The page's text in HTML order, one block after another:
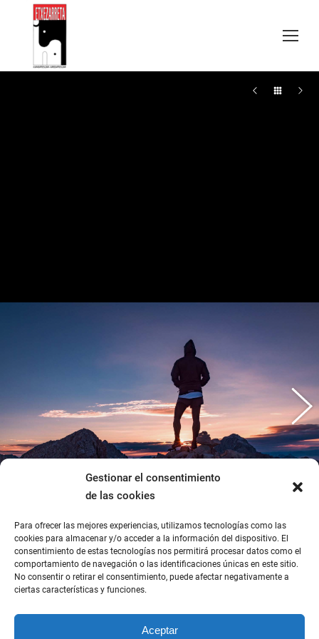
Gestionar el consentimiento
de las cookies
Para ofrecer las mejores experiencias, utilizamos tecnologías como las
cookies para almacenar y/o acceder a la información del dispositivo. El
consentimiento de estas tecnologías nos permitirá procesar datos como el
comportamiento de navegación o las identificaciones únicas en este sitio.
No consentir o retirar el consentimiento, puede afectar negativamente a
ciertas características y funciones.
Aceptar